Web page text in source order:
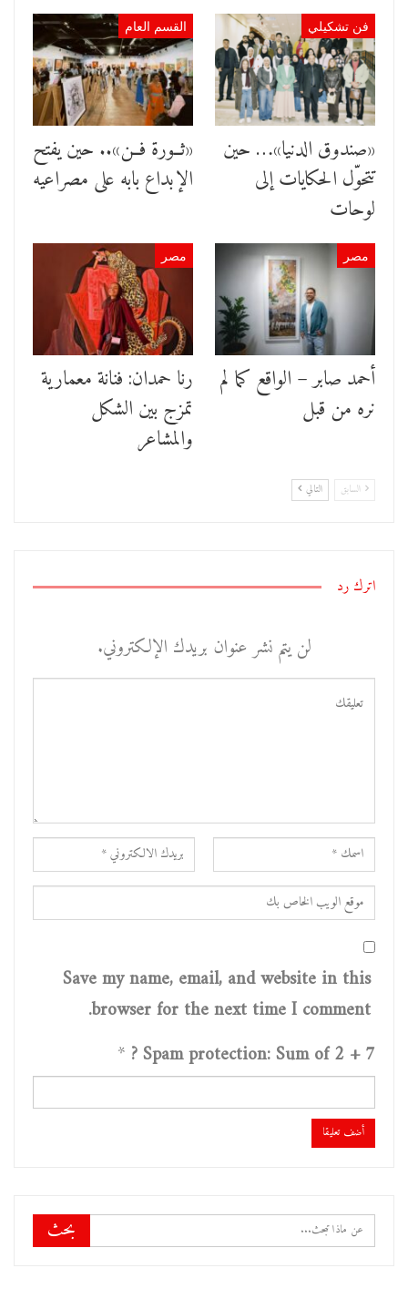
فن تشكيلي
«صندوق الدنيا»… حين
تتحوّل الحكايات إلى
لوحات
القسم العام
«ثــورة فــن».. حين يفتح
الإبداع بابه على مصراعيه
مصر
أحمد صابر – الواقع كما لم
نره من قبل
مصر
رنا حمدان: فنانة معمارية
تمزج بين الشكل
والمشاعر
السابق التالي
اترك رد
لن يتم نشر عنوان بريدك الإلكتروني.
Save my name, email, and website in this
browser for the next time I comment.
Spam protection: Sum of 2 + 7 ?
*